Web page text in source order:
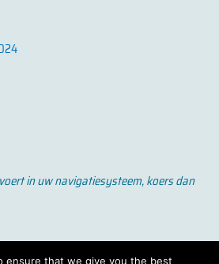
in uw navigatiesysteem, koers dan
ensure that we give you the best